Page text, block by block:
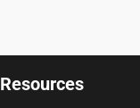
Resources